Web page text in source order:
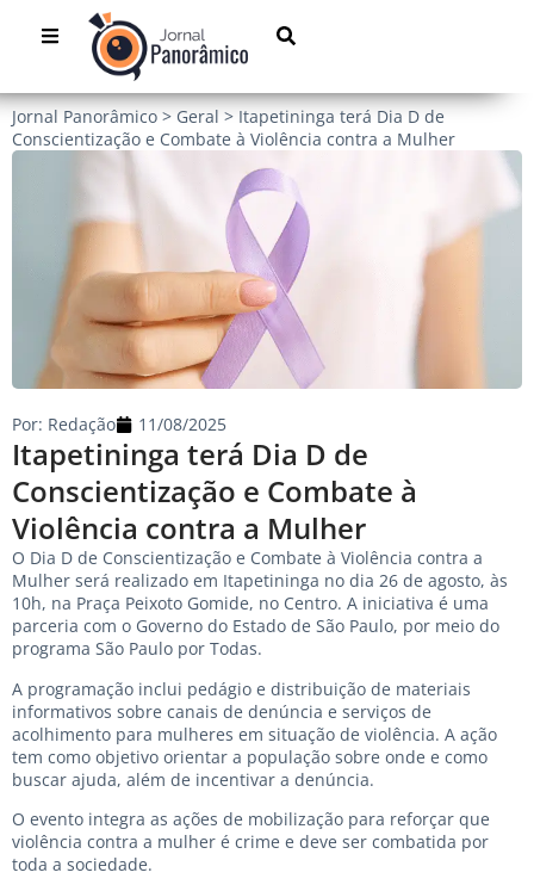
Jornal Panorâmico > Geral > Itapetininga terá Dia D de
Conscientização e Combate à Violência contra a Mulher
Itapetininga terá Dia D de
Conscientização e Combate à
Violência contra a Mulher
Por: Redação 11/08/2025
O Dia D de Conscientização e Combate à Violência contra a
Mulher será realizado em Itapetininga no dia 26 de agosto, às
10h, na Praça Peixoto Gomide, no Centro. A iniciativa é uma
parceria com o Governo do Estado de São Paulo, por meio do
programa São Paulo por Todas.
A programação inclui pedágio e distribuição de materiais
informativos sobre canais de denúncia e serviços de
acolhimento para mulheres em situação de violência. A ação
tem como objetivo orientar a população sobre onde e como
buscar ajuda, além de incentivar a denúncia.
O evento integra as ações de mobilização para reforçar que
violência contra a mulher é crime e deve ser combatida por
toda a sociedade.